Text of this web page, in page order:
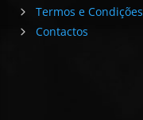
Termos e Condições
Contactos